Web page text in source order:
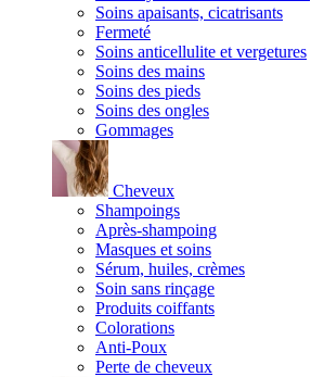
Soins apaisants, cicatrisants
Fermeté
Soins anticellulite et vergetures
Soins des mains
Soins des pieds
Soins des ongles
Gommages
Cheveux
Shampoings
Après-shampoing
Masques et soins
Sérum, huiles, crèmes
Soin sans rinçage
Produits coiffants
Colorations
Anti-Poux
Perte de cheveux